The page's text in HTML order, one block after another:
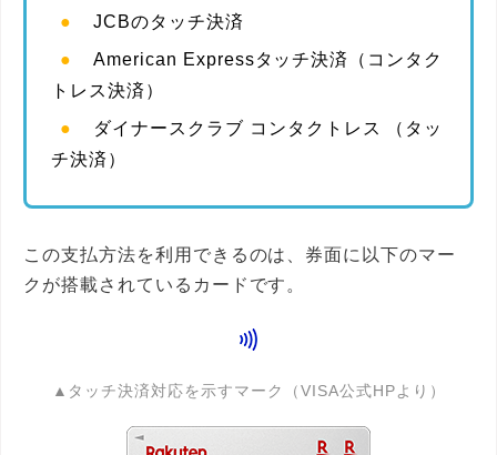
JCBのタッチ決済
American Expressタッチ決済（コンタク
トレス決済）
ダイナースクラブ コンタクトレス （タッ
チ決済）
この支払方法を利用できるのは、券面に以下のマー
クが搭載されているカードです。
▲タッチ決済対応を示すマーク（VISA公式HPより）